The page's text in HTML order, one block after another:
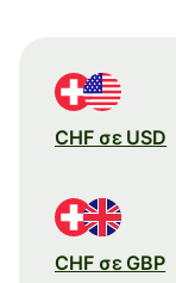
CHF σε USD
CHF σε GBP